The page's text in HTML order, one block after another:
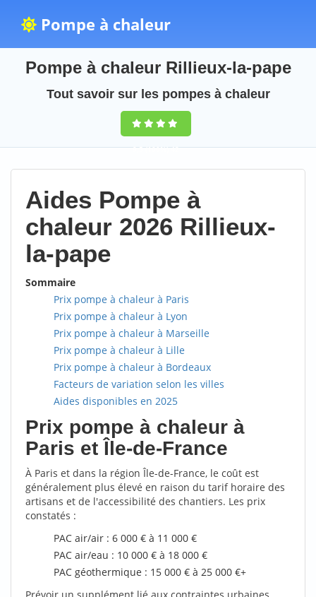
Pompe à chaleur
Pompe à chaleur Rillieux-la-pape
Tout savoir sur les pompes à chaleur
9,5(100%)42
Aides Pompe à
chaleur 2026 Rillieux-
la-pape
Sommaire
Prix pompe à chaleur à Paris
Prix pompe à chaleur à Lyon
Prix pompe à chaleur à Marseille
Prix pompe à chaleur à Lille
Prix pompe à chaleur à Bordeaux
Facteurs de variation selon les villes
Aides disponibles en 2025
Prix pompe à chaleur à
Paris et Île-de-France
À Paris et dans la région Île-de-France, le coût est
généralement plus élevé en raison du tarif horaire des
artisans et de l'accessibilité des chantiers. Les prix
constatés :
PAC air/air : 6 000 € à 11 000 €
PAC air/eau : 10 000 € à 18 000 €
PAC géothermique : 15 000 € à 25 000 €+